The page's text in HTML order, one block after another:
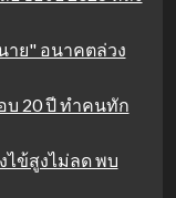
าย" อนาคตล่วง
20 ปี ทำคนทัก
ไข้สูงไม่ลด พบ